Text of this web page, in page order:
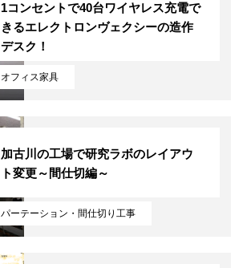
オフィス家具
1コンセントで40台ワイヤレス充電で
きるエレクトロンヴェクシーの造作
デスク！
パーテーション・間仕切り工事
加古川の工場で研究ラボのレイアウ
ト変更～間仕切編～